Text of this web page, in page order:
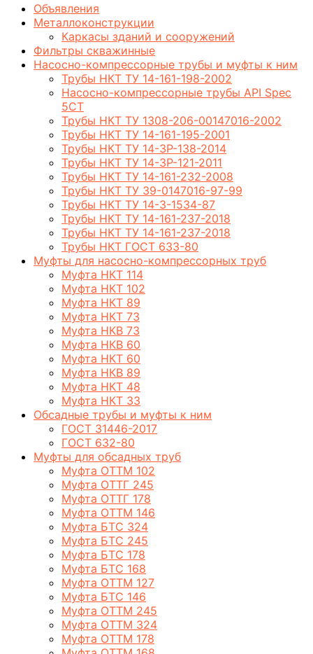
Объявления
Металлоконструкции
Каркасы зданий и сооружений
Фильтры скважинные
Насосно-компрессорные трубы и муфты к ним
Трубы НКТ ТУ 14-161-198-2002
Насосно-компрессорные трубы API Spec
5CT
Трубы НКТ ТУ 1308-206-00147016-2002
Трубы НКТ ТУ 14-161-195-2001
Трубы НКТ ТУ 14-3Р-138-2014
Трубы НКТ ТУ 14-3Р-121-2011
Трубы НКТ ТУ 14-161-232-2008
Трубы НКТ ТУ 39-0147016-97-99
Трубы НКТ ТУ 14-3-1534-87
Трубы НКТ ТУ 14-161-237-2018
Трубы НКТ ТУ 14-161-237-2018
Трубы НКТ ГОСТ 633-80
Муфты для насосно-компрессорных труб
Муфта НКТ 114
Муфта НКТ 102
Муфта НКТ 89
Муфта НКТ 73
Муфта НКВ 73
Муфта НКВ 60
Муфта НКТ 60
Муфта НКВ 89
Муфта НКТ 48
Муфта НКТ 33
Обсадные трубы и муфты к ним
ГОСТ 31446-2017
ГОСТ 632-80
Муфты для обсадных труб
Муфта ОТТМ 102
Муфта ОТТГ 245
Муфта ОТТГ 178
Муфта ОТТМ 146
Муфта БТС 324
Муфта БТС 245
Муфта БТС 178
Муфта БТС 168
Муфта ОТТМ 127
Муфта БТС 146
Муфта ОТТМ 245
Муфта ОТТМ 324
Муфта ОТТМ 178